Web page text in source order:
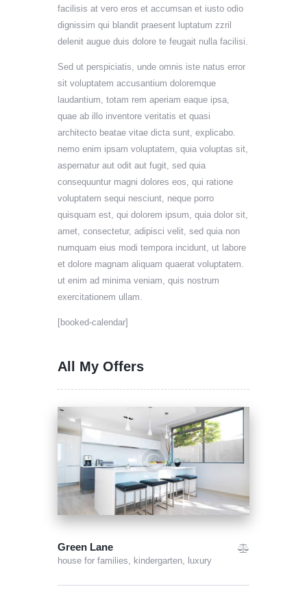
facilisis at vero eros et accumsan et iusto odio
dignissim qui blandit praesent luptatum zzril
delenit augue duis dolore te feugait nulla facilisi.
Sed ut perspiciatis, unde omnis iste natus error
sit voluptatem accusantium doloremque
laudantium, totam rem aperiam eaque ipsa,
quae ab illo inventore veritatis et quasi
architecto beatae vitae dicta sunt, explicabo.
nemo enim ipsam voluptatem, quia voluptas sit,
aspernatur aut odit aut fugit, sed quia
consequuntur magni dolores eos, qui ratione
voluptatem sequi nesciunt, neque porro
quisquam est, qui dolorem ipsum, quia dolor sit,
amet, consectetur, adipisci velit, sed quia non
numquam eius modi tempora incidunt, ut labore
et dolore magnam aliquam quaerat voluptatem.
ut enim ad minima veniam, quis nostrum
exercitationem ullam.
[booked-calendar]
All My Offers
Green Lane
house for families, kindergarten, luxury